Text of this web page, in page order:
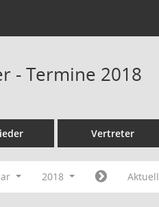
- Termine 2018
Vertreter
2018 Aktuell